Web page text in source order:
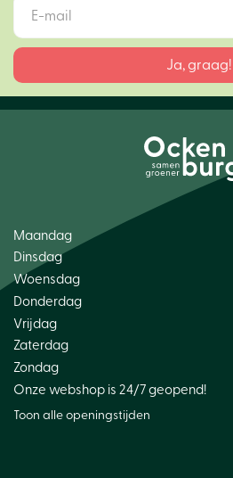
Maandag
Dinsdag
Woensdag
Donderdag
Vrijdag
Zaterdag
Zondag
Onze webshop is 24/7 geopend!
Toon alle openingstijden